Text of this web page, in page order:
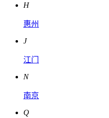
H
惠州
J
江门
N
南京
Q